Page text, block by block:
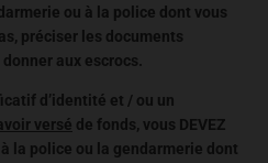
ou à la police dont vous
préciser les documents
aux escrocs.
d’identité et / ou un
versé de fonds, vous DEVEZ
à la police ou la gendarmerie dont